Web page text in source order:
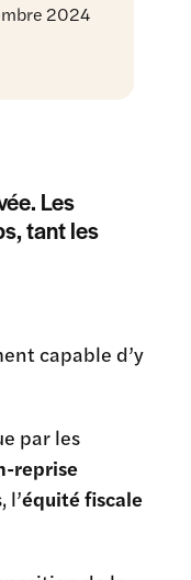
2024
Les
tant les
capable d’y
par les
reprise
l’équité fiscale